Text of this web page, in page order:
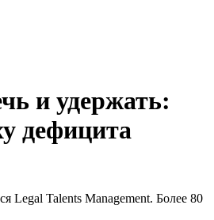
и удержать:
дефицита
Legal Talents Management. Более 80